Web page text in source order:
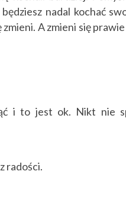
nadal kochać
A zmieni się
i to jest ok. Nikt nie
radości.